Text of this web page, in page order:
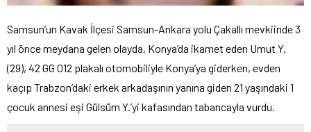
Samsun’un Kavak İlçesi Samsun-Ankara yolu Çakallı mevkiinde 3
yıl önce meydana gelen olayda, Konya’da ikamet eden Umut Y.
(29), 42 GG 012 plakalı otomobiliyle Konya’ya giderken, evden
kaçıp Trabzon’daki erkek arkadaşının yanına giden 21 yaşındaki 1
çocuk annesi eşi Gülsüm Y.’yi kafasından tabancayla vurdu.